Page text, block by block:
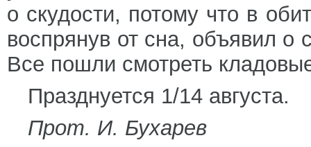
о скудости, потому что в
воспрянув от сна, объявил о
Все пошли смотреть
Празднуется 1/14 августа.
Прот. И. Бухарев